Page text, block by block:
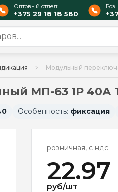
Оптовый отдел:
+375 29 18 18 580
Модульный
МП-63 1P 40А
Особенность: фиксация
розничная, с ндс
22.97
руб/шт